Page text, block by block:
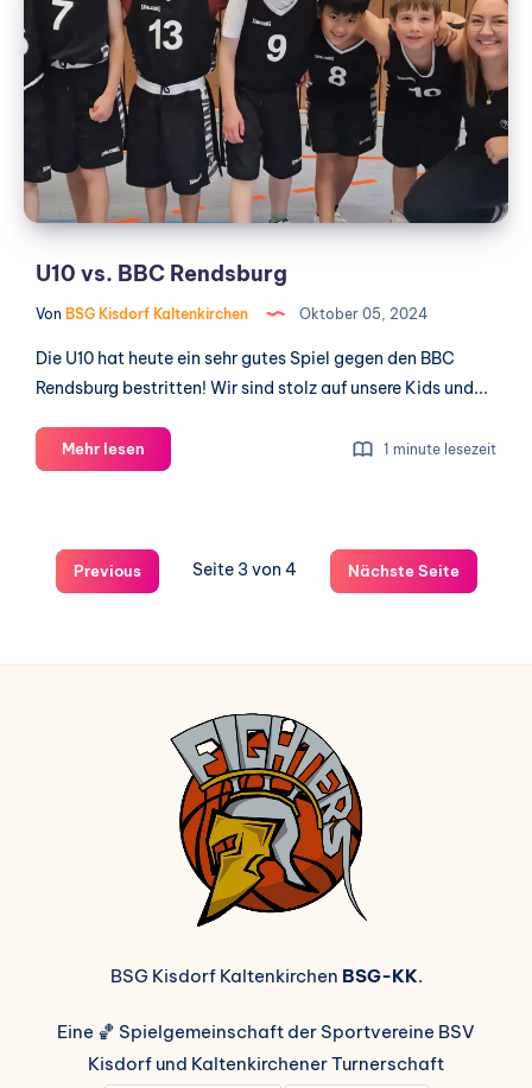
BBC
Rendsburg
U10 vs. BBC Rendsburg
Von BSG Kisdorf Kaltenkirchen Oktober 05, 2024
Die U10 hat heute ein sehr gutes Spiel gegen den BBC
Rendsburg bestritten! Wir sind stolz auf unsere Kids und...
Mehr lesen
vs.
1 minute lesezeit
Previous Seite 3 von 4 Nächste Seite
BSG Kisdorf Kaltenkirchen BSG-KK.
Eine 🏀 Spielgemeinschaft der Sportvereine BSV
Kisdorf und Kaltenkirchener Turnerschaft